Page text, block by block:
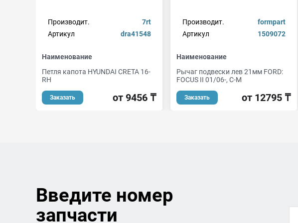
Производит.
7rt
Артикул
dra41548
Наименование
Петля капота HYUNDAI CRETA 16-
RH
Заказать от 9456 ₸
Производит.
formpart
Артикул
1509072
Наименование
Рычаг подвески лев 21мм FORD:
FOCUS II 01/06-, C-M
Заказать от 12795 ₸
Введите номер
запчасти